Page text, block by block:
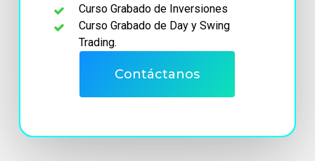
Curso Grabado de Inversiones
Curso Grabado de Day y Swing
Trading.
Contáctanos